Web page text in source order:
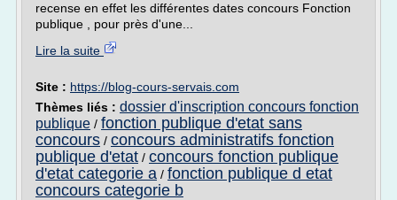
recense en effet les différentes dates concours Fonction
publique , pour près d'une...
Lire la suite
Site : https://blog-cours-servais.com
Thèmes liés : dossier d'inscription concours fonction
publique / fonction publique d'etat sans
concours / concours administratifs fonction
publique d'etat / concours fonction publique
d'etat categorie a / fonction publique d etat
concours categorie b